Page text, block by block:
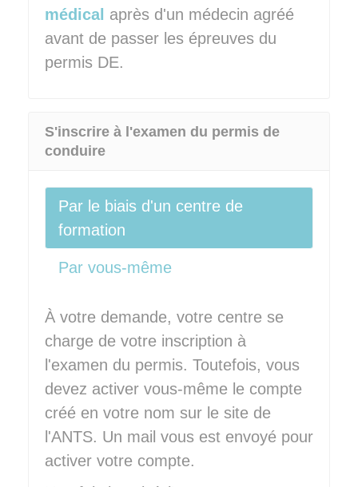
médical après d'un médecin agréé
avant de passer les épreuves du
permis DE.
S'inscrire à l'examen du permis de
conduire
Par le biais d'un centre de
formation
Par vous-même
À votre demande, votre centre se
charge de votre inscription à
l'examen du permis. Toutefois, vous
devez activer vous-même le compte
créé en votre nom sur le site de
l'ANTS. Un mail vous est envoyé pour
activer votre compte.